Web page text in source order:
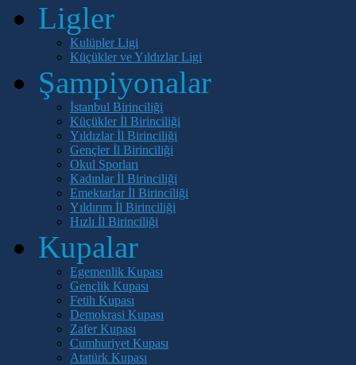
Ligler
Kulüpler Ligi
Küçükler ve Yıldızlar Ligi
Şampiyonalar
İstanbul Birinciliği
Küçükler İl Birinciliği
Yıldızlar İl Birinciliği
Gençler İl Birinciliği
Okul Sporları
Kadınlar İl Birinciliği
Emektarlar İl Birinciliği
Yıldırım İl Birinciliği
Hızlı İl Birinciliği
Kupalar
Egemenlik Kupası
Gençlik Kupası
Fetih Kupası
Demokrasi Kupası
Zafer Kupası
Cumhuriyet Kupası
Atatürk Kupası